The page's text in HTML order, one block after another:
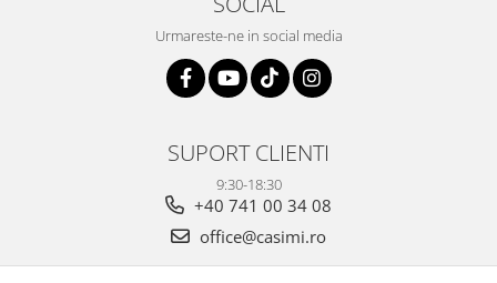
Urmareste-ne in social media
SUPORT CLIENTI
9:30-18:30
+40 741 00 34 08
office@casimi.ro